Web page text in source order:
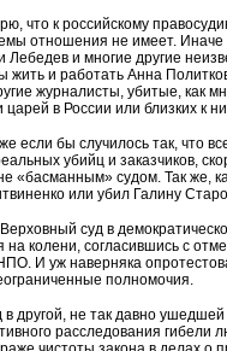
что к российскому
отношения не имеет.
Лебедев и многие другие
жить и работать Анна
журналисты, убитые, как
царей в России или близких к
если бы случилось так, что
убийц и заказчиков,
«басманным» судом. Так же,
или убил Галину
суд в
на колени, согласившись с
И уж наверняка
полномочия.
в другой, не так давно
расследования гибели